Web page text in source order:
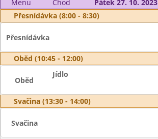
Menu Chod
Pátek 27. 10. 2023
Přesnídávka (8:00 - 8:30)
Přesnídávka
Oběd (10:45 - 12:00)
Oběd
Jídlo
Svačina (13:30 - 14:00)
Svačina